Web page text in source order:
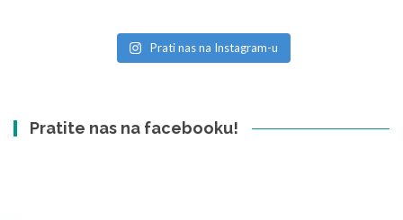
Prati nas na Instagram-u
Pratite nas na facebooku!